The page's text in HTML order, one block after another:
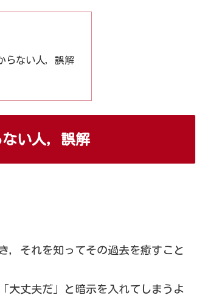
らない人，誤解
い人，誤解
，それを知ってその過去を癒すこと
大丈夫だ」と暗示を入れてしまうよ